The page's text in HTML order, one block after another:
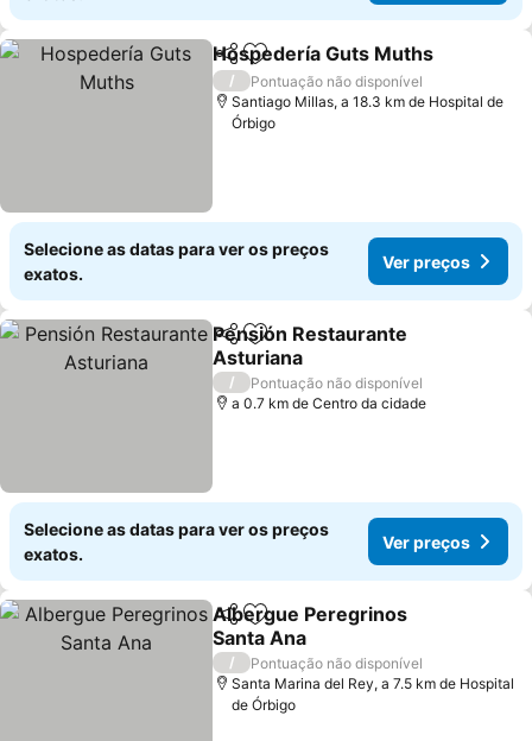
PartilharAdicionar aos favoritos
Hospedería Guts Muths
/
Pontuação não disponível
Santiago Millas, a 18.3 km de Hospital de
Órbigo
Selecione as datas para ver os preços
exatos.
Ver preços
PartilharAdicionar aos favoritos
Pensión Restaurante
Asturiana
Ver preços
/
Pontuação não disponível
a 0.7 km de Centro da cidade
Selecione as datas para ver os preços
exatos.
Ver preços
PartilharAdicionar aos favoritos
Albergue Peregrinos
Santa Ana
Ver preços
/
Pontuação não disponível
Santa Marina del Rey, a 7.5 km de Hospital
de Órbigo